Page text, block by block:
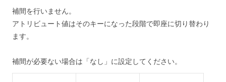
補間を行いません。
アトリビュート値はそのキーになった段階で即座に切り替わり
ます。
補間が必要ない場合は「なし」に設定してください。